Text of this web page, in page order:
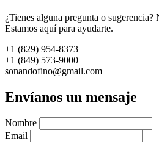
¿Tienes alguna pregunta o sugerencia?
Estamos aquí para ayudarte.
+1 (829) 954-8373
+1 (849) 573-9000
sonandofino@gmail.com
Envíanos un mensaje
Nombre
Email